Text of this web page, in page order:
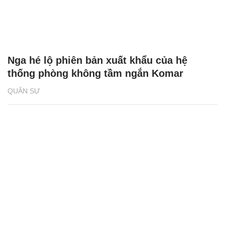
QUÂN SỰ
Nga hé lộ phiên bản xuất khẩu của hệ
thống phòng không tầm ngắn Komar